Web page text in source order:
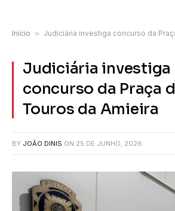
Início » Judiciária investiga concurso da
Judiciária investiga
concurso da Praça
Touros da Amieira
BY JOÃO DINIS ON 25 DE JUNHO, 2026